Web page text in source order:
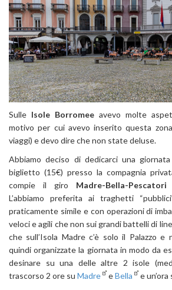
Sulle Isole Borromee avevo molte
motivo per cui avevo inserito questa
viaggi) e devo dire che non state deluse.
Abbiamo deciso di dedicarci una
biglietto (15€) presso la compagnia
compie il giro Madre-Bella-Pescatori
L’abbiamo preferita ai traghetti
praticamente simile e con operazioni di
veloci e agili che non sui grandi battelli di
che sull’Isola Madre c’è solo il Palazzo
quindi organizzate la giornata in modo da
desinare su una delle altre 2 isole
trascorso 2 ore su Madre eBella
e